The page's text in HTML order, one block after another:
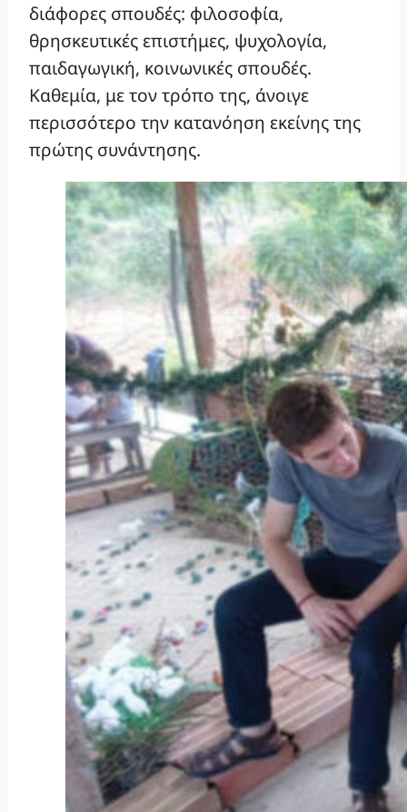
διάφορες σπουδές: φιλοσοφία,
θρησκευτικές επιστήμες, ψυχολογία,
παιδαγωγική, κοινωνικές σπουδές.
Καθεμία, με τον τρόπο της, άνοιγε
περισσότερο την κατανόηση εκείνης της
πρώτης συνάντησης.